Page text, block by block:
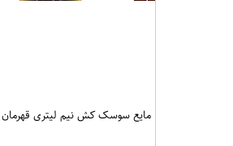
مایع سوسک کش نیم لیتری قهرمان